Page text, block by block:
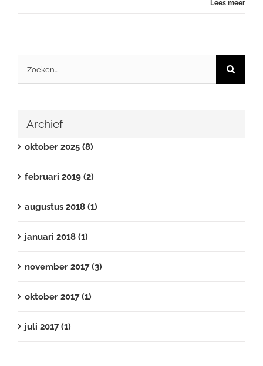
Lees meer
Archief
oktober 2025 (8)
februari 2019 (2)
augustus 2018 (1)
januari 2018 (1)
november 2017 (3)
oktober 2017 (1)
juli 2017 (1)